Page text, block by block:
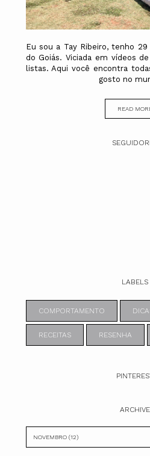
Eu sou a Tay Ribeiro, tenho
do Goiás. Viciada em vídeos
listas. Aqui você encontra
gosto no
READ
LABELS
COMPORTAMENTO
RECEITAS RESENHA
ARCHIVE